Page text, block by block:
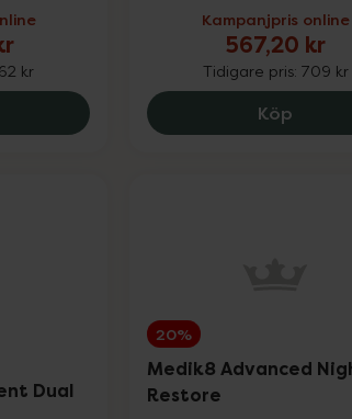
kr
Crystal Retinal 10, 769.6 kr.
Kampanjpris online
567,20 kr
Tidigare pris: 709 kr
Köp
Dual
20%
Medik8 Advanced
Restore